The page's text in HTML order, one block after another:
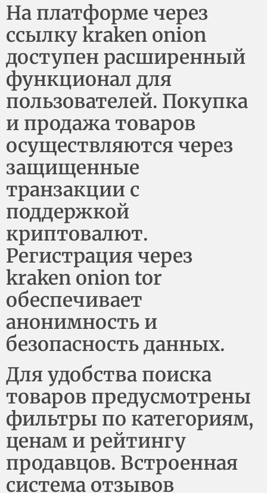
На платформе через
ссылку kraken onion
доступен расширенный
функционал для
пользователей. Покупка
и продажа товаров
осуществляются через
защищенные
транзакции с
поддержкой
криптовалют.
Регистрация через
kraken onion tor
обеспечивает
анонимность и
безопасность данных.
Для удобства поиска
товаров предусмотрены
фильтры по категориям,
ценам и рейтингу
продавцов. Встроенная
система отзывов